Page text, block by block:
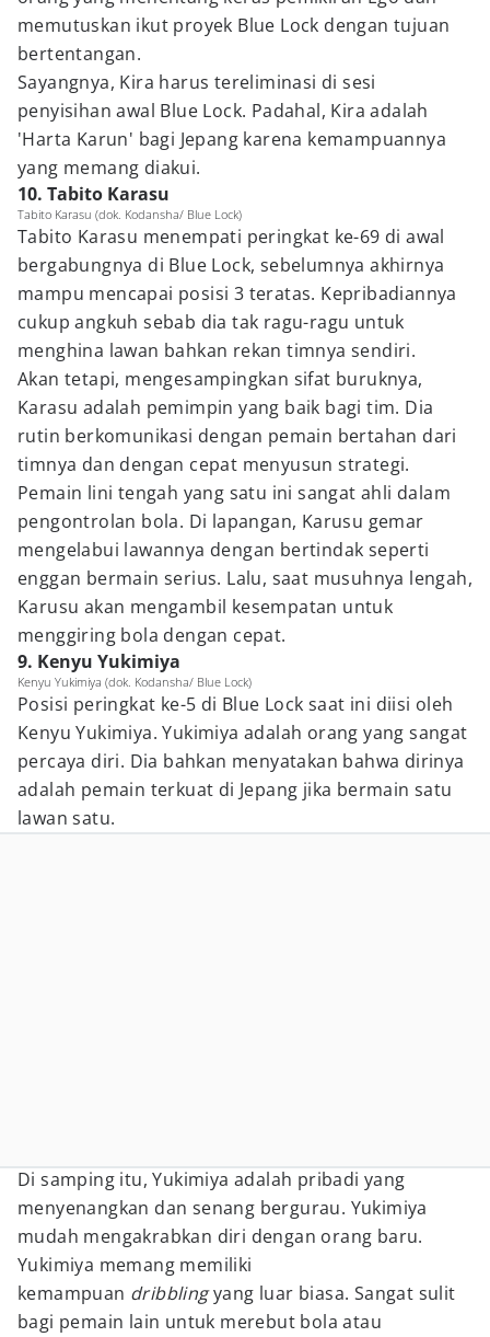
memutuskan ikut proyek Blue Lock dengan tujuan
bertentangan.
Sayangnya, Kira harus tereliminasi di sesi
penyisihan awal Blue Lock. Padahal, Kira adalah
'Harta Karun' bagi Jepang karena kemampuannya
yang memang diakui.
10. Tabito Karasu
Tabito Karasu (dok. Kodansha/ Blue Lock)
Tabito Karasu menempati peringkat ke-69 di awal
bergabungnya di Blue Lock, sebelumnya akhirnya
mampu mencapai posisi 3 teratas. Kepribadiannya
cukup angkuh sebab dia tak ragu-ragu untuk
menghina lawan bahkan rekan timnya sendiri.
Akan tetapi, mengesampingkan sifat buruknya,
Karasu adalah pemimpin yang baik bagi tim. Dia
rutin berkomunikasi dengan pemain bertahan dari
timnya dan dengan cepat menyusun strategi.
Pemain lini tengah yang satu ini sangat ahli dalam
pengontrolan bola. Di lapangan, Karusu gemar
mengelabui lawannya dengan bertindak seperti
enggan bermain serius. Lalu, saat musuhnya lengah,
Karusu akan mengambil kesempatan untuk
menggiring bola dengan cepat.
9. Kenyu Yukimiya
Kenyu Yukimiya (dok. Kodansha/ Blue Lock)
Posisi peringkat ke-5 di Blue Lock saat ini diisi oleh
Kenyu Yukimiya. Yukimiya adalah orang yang sangat
percaya diri. Dia bahkan menyatakan bahwa dirinya
adalah pemain terkuat di Jepang jika bermain satu
lawan satu.
Di samping itu, Yukimiya adalah pribadi yang
menyenangkan dan senang bergurau. Yukimiya
mudah mengakrabkan diri dengan orang baru.
Yukimiya memang memiliki
kemampuan dribblingyang luar biasa. Sangat sulit
bagi pemain lain untuk merebut bola atau